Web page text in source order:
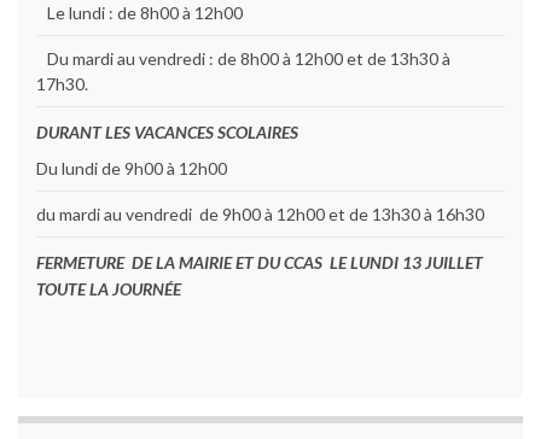
Le lundi : de 8h00 à 12h00
Du mardi au vendredi : de 8h00 à 12h00 et de 13h30 à
17h30.
DURANT LES VACANCES SCOLAIRES
Du lundi de 9h00 à 12h00
du mardi au vendredi de 9h00 à 12h00 et de 13h30 à 16h30
FERMETURE DE LA MAIRIE ET DU CCAS LE LUNDI 13 JUILLET
TOUTE LA JOURNÉE